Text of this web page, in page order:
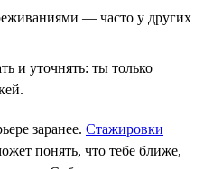
— часто у других
и уточнять: ты только
заранее. Стажировки
понять, что тебе ближе,